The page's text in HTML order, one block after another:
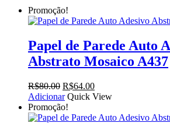
Promoção!
Papel de Parede Auto
Abstrato Mosaico A437
R$80.00 O
preço
original
era:
R$64.00O
preço
é:
Adicionar Quick View
Promoção!